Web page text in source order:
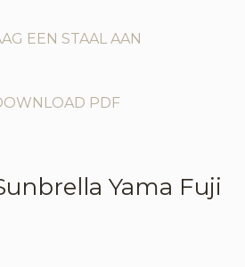
EEN STAAL AAN
PDF
Yama Fuji